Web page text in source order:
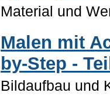
Material und
Malen mit
by-Step -
Bildaufbau und